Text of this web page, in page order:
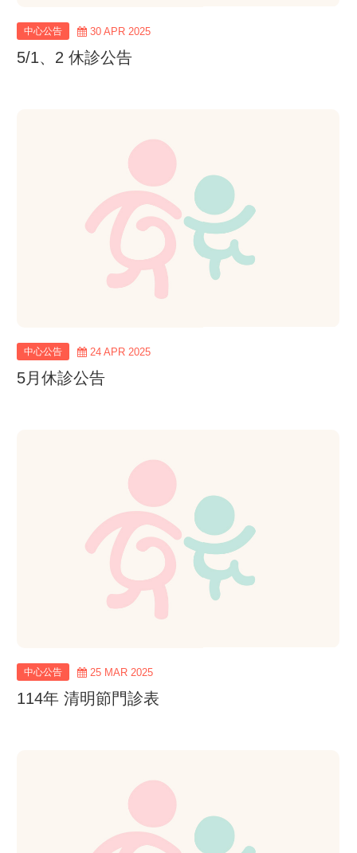
中心公告 30 APR 2025
5/1、2 休診公告
view
more
中心公告 24 APR 2025
5月休診公告
view
more
中心公告 25 MAR 2025
114年 清明節門診表
view
more